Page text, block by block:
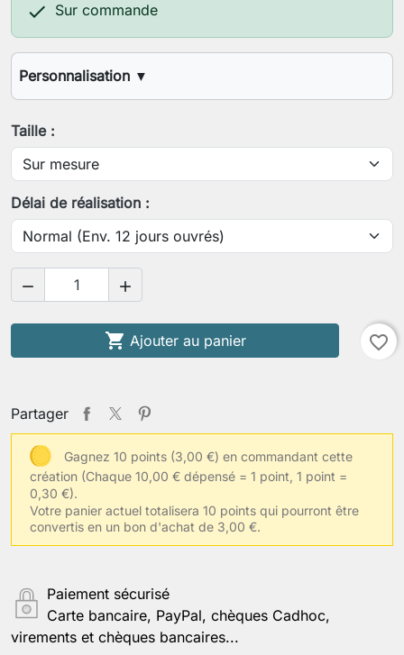
 Sur commande
Personnalisation ▼
Longueur d'entrejambes désirée
Votre tour de fesses
Votre taille habituelle de vêtements
Autres informations
Enregistrer la personnalisation
Taille :
Délai de réalisation :
 
 Ajouter au panier favorite_border
Partager
Gagnez 10 points (3,00 €) en commandant cette
création (Chaque 10,00 € dépensé = 1 point, 1 point =
0,30 €).
Votre panier actuel totalisera 10 points qui pourront être
convertis en un bon d'achat de 3,00 €.
Paiement sécurisé
Carte bancaire, PayPal, chèques Cadhoc,
virements et chèques bancaires...